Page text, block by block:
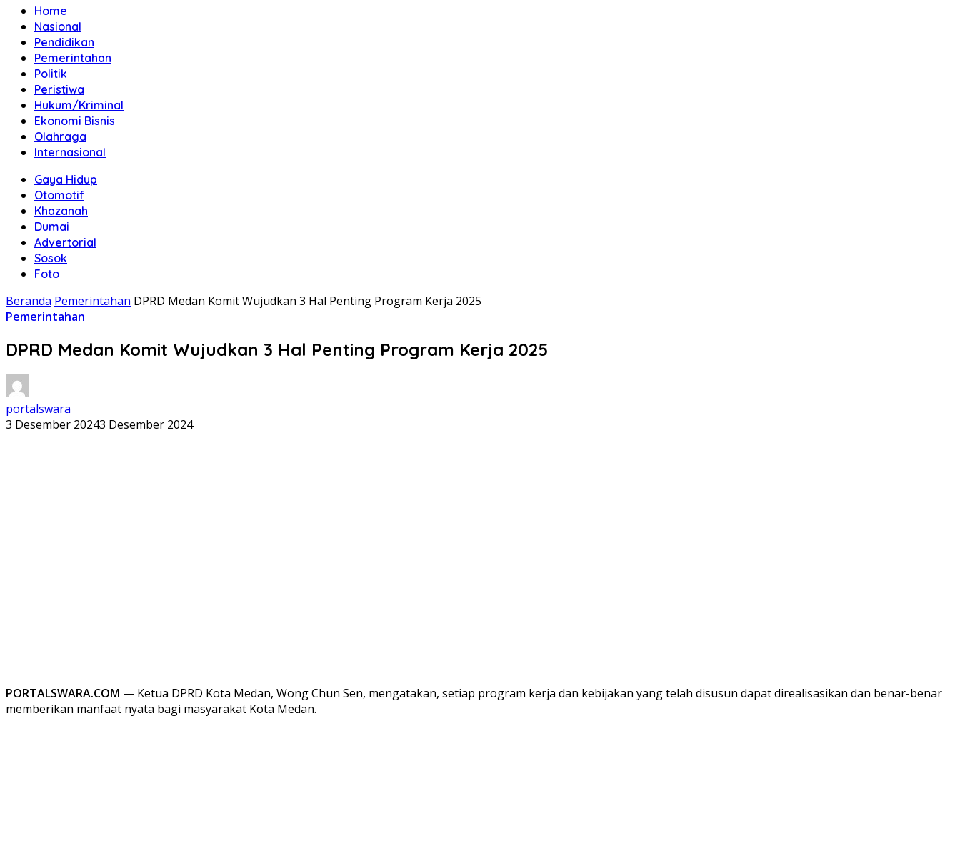
Home
Nasional
Pendidikan
Pemerintahan
Politik
Peristiwa
Hukum/Kriminal
Ekonomi Bisnis
Olahraga
Internasional
Gaya Hidup
Otomotif
Khazanah
Dumai
Advertorial
Sosok
Foto
Beranda Pemerintahan DPRD Medan Komit Wujudkan 3 Hal Penting Program Kerja 2025
Pemerintahan
DPRD Medan Komit Wujudkan 3 Hal Penting Program Kerja 2025
portalswara
3 Desember 20243 Desember 2024
PORTALSWARA.COM — Ketua DPRD Kota Medan, Wong Chun Sen, mengatakan, setiap program kerja dan kebijakan yang telah disusun dapat direalisasikan dan benar-benar
memberikan manfaat nyata bagi masyarakat Kota Medan.